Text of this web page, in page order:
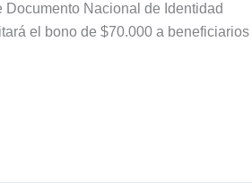
Nacional de Identidad
el bono de $70.000 a beneficiarios